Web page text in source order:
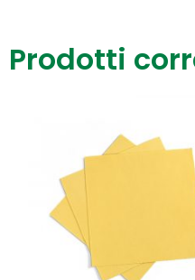
Prodotti